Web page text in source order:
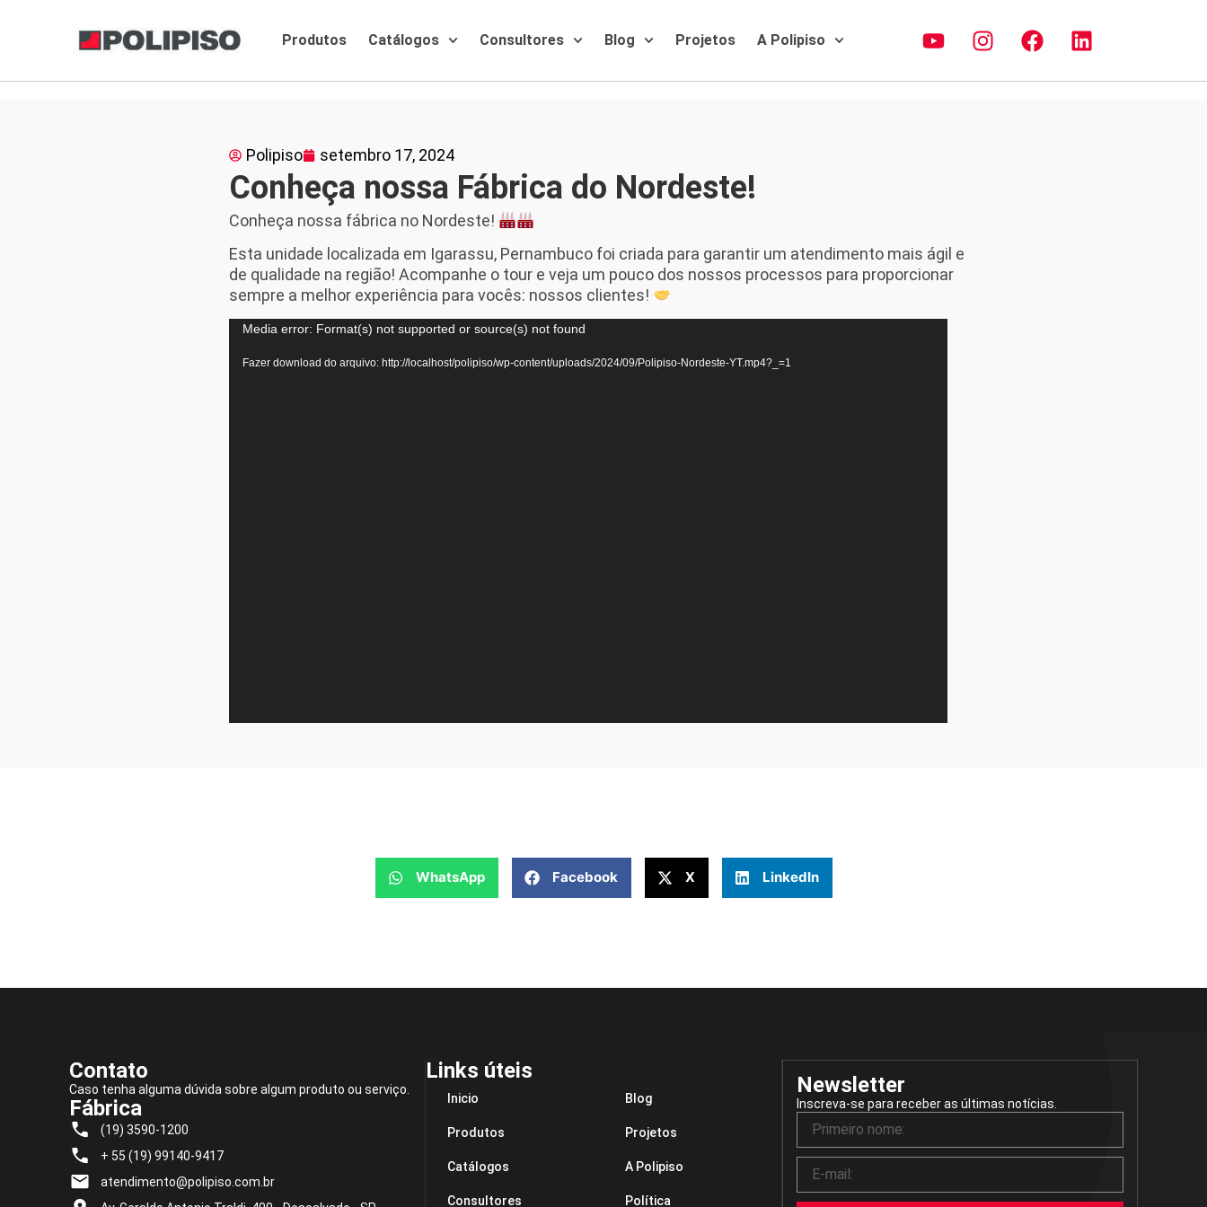
Produtos Catálogos Consultores Blog Projetos A Polipiso
Polipiso setembro 17, 2024
Conheça nossa Fábrica do Nordeste!
Conheça nossa fábrica no Nordeste!
Esta unidade localizada em Igarassu, Pernambuco foi criada para garantir um atendimento mais ágil e
de qualidade na região! Acompanhe o tour e veja um pouco dos nossos processos para proporcionar
sempre a melhor experiência para vocês: nossos clientes!
Tocador
vídeo
Media error: Format(s) not supported or source(s) not found
Fazer download do arquivo: http://localhost/polipiso/wp-content/uploads/2024/09/Polipiso-Nordeste-YT.mp4?_=1
WhatsApp Facebook X LinkedIn
Contato
Caso tenha alguma dúvida sobre algum produto ou serviço.
Fábrica
(19) 3590-1200
+ 55 (19) 99140-9417
atendimento@polipiso.com.br
Links úteis
Inicio
Produtos
Catálogos
Consultores
Blog
Projetos
A Polipiso
Política
Newsletter
Inscreva-se para receber as últimas notícias.